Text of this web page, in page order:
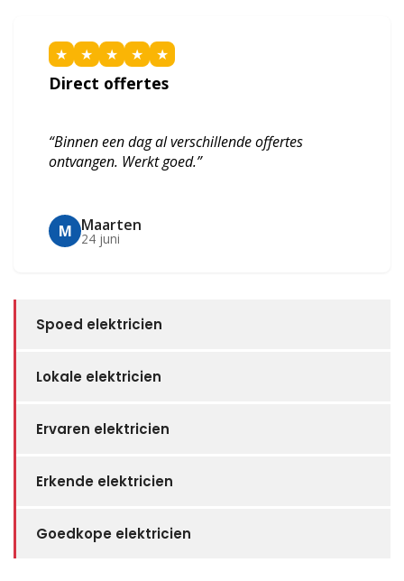
★ ★ ★ ★ ★
Direct offertes
“Binnen een dag al verschillende offertes
ontvangen. Werkt goed.”
M Maarten
24 juni
Spoed elektricien
Lokale elektricien
Ervaren elektricien
Erkende elektricien
Goedkope elektricien